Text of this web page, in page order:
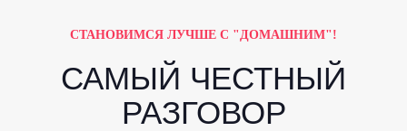
СТАНОВИМСЯ ЛУЧШЕ С "ДОМАШНИМ"!
САМЫЙ ЧЕСТНЫЙ
РАЗГОВОР